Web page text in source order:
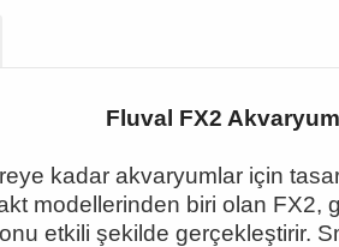
Fluval FX2
kadar akvaryumlar için
modellerinden biri olan FX2,
etkili şekilde gerçekleştirir.